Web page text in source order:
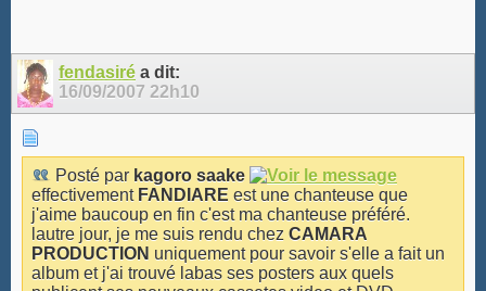
fendasiré a dit:
16/09/2007 22h10
Posté par kagoro saake
effectivement FANDIARE est une chanteuse que
j'aime baucoup en fin c'est ma chanteuse préféré.
lautre jour, je me suis rendu chez CAMARA
PRODUCTION uniquement pour savoir s'elle a fait un
album et j'ai trouvé labas ses posters aux quels